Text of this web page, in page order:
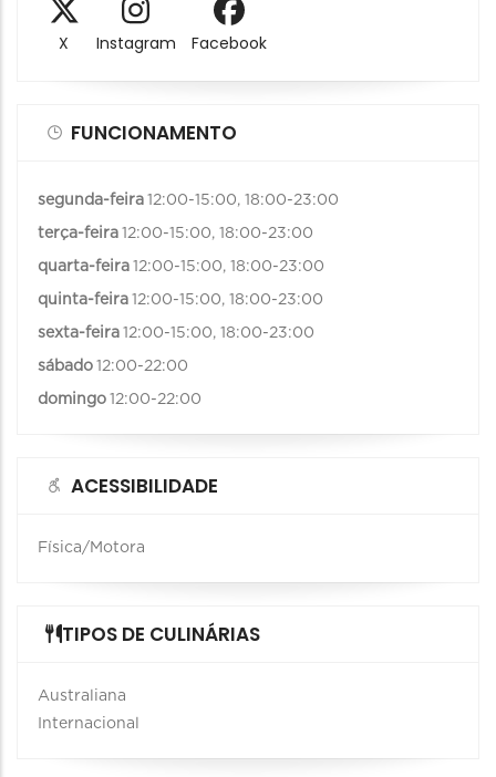
X Instagram Facebook
FUNCIONAMENTO
segunda-feira 12:00-15:00, 18:00-23:00
terça-feira 12:00-15:00, 18:00-23:00
quarta-feira 12:00-15:00, 18:00-23:00
quinta-feira 12:00-15:00, 18:00-23:00
sexta-feira 12:00-15:00, 18:00-23:00
sábado 12:00-22:00
domingo 12:00-22:00
ACESSIBILIDADE
Física/Motora
TIPOS DE CULINÁRIAS
Australiana
Internacional